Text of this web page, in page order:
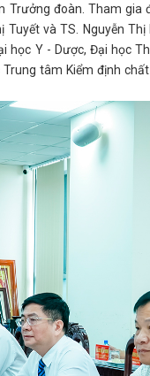
Trưởng đoàn. Tham
và TS. Nguyễn
học Y - Dược, Đại học
Trung tâm Kiểm định